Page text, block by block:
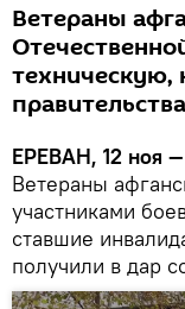
Ветераны
ЕРЕВАН, 12 ноя
Ветераны
участниками
ставшие
получили в дар